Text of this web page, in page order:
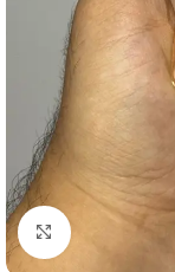
Agrandir